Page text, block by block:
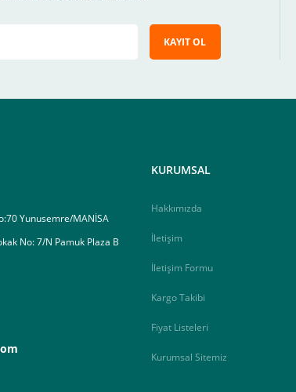
e-posta adresinize ileteceğimiz link üzerinden tıklayarak
KAYIT OL
Yunusemre/MANİSA
No: 7/N Pamuk Plaza B
KURUMSAL
Hakkımızda
İletişim
İletişim Formu
Kargo Takibi
Fiyat Listeleri
Kurumsal Sitemiz